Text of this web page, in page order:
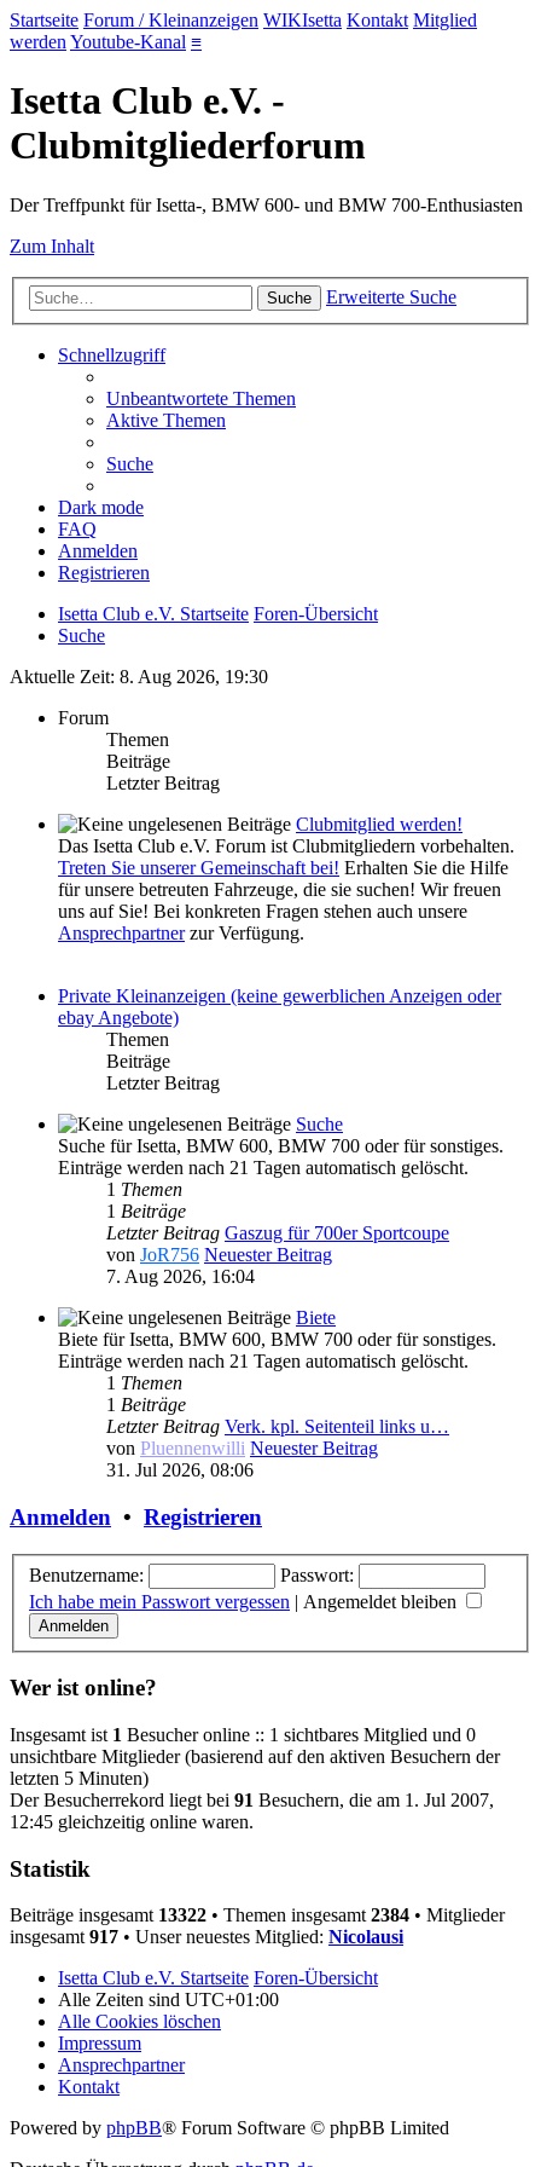
Startseite Forum / Kleinanzeigen WIKIsetta Kontakt Mitglied
werden Youtube-Kanal ≡
Isetta Club e.V. -
Clubmitgliederforum
Der Treffpunkt für Isetta-, BMW 600- und BMW 700-Enthusiasten
Zum Inhalt
Suche Erweiterte Suche
Schnellzugriff
Unbeantwortete Themen
Aktive Themen
Suche
Dark mode
FAQ
Anmelden
Registrieren
Isetta Club e.V. Startseite Foren-Übersicht
Suche
Aktuelle Zeit: 8. Aug 2026, 19:30
Forum
Themen
Beiträge
Letzter Beitrag
Clubmitglied werden!
Das Isetta Club e.V. Forum ist Clubmitgliedern vorbehalten.
Treten Sie unserer Gemeinschaft bei! Erhalten Sie die Hilfe
für unsere betreuten Fahrzeuge, die sie suchen! Wir freuen
uns auf Sie! Bei konkreten Fragen stehen auch unsere
Ansprechpartnerzur Verfügung.
Private Kleinanzeigen (keine gewerblichen Anzeigen oder
ebay Angebote)
Themen
Beiträge
Letzter Beitrag
Suche
Suche für Isetta, BMW 600, BMW 700 oder für sonstiges.
Einträge werden nach 21 Tagen automatisch gelöscht.
1 Themen
1 Beiträge
Letzter Beitrag Gaszug für 700er Sportcoupe
von JoR756 Neuester Beitrag
7. Aug 2026, 16:04
Biete
Biete für Isetta, BMW 600, BMW 700 oder für sonstiges.
Einträge werden nach 21 Tagen automatisch gelöscht.
1 Themen
1 Beiträge
Letzter Beitrag Verk. kpl. Seitenteil links u…
von Pluennenwilli Neuester Beitrag
31. Jul 2026, 08:06
Anmelden • Registrieren
Benutzername:
Passwort:
Ich habe mein Passwort vergessen | Angemeldet bleiben
Wer ist online?
Insgesamt ist 1 Besucher online :: 1 sichtbares Mitglied und 0
unsichtbare Mitglieder (basierend auf den aktiven Besuchern der
letzten 5 Minuten)
Der Besucherrekord liegt bei 91 Besuchern, die am 1. Jul 2007,
12:45 gleichzeitig online waren.
Statistik
Beiträge insgesamt 13322 • Themen insgesamt 2384 • Mitglieder
insgesamt 917 • Unser neuestes Mitglied: Nicolausi
Isetta Club e.V. Startseite Foren-Übersicht
Alle Zeiten sind UTC+01:00
Alle Cookies löschen
Impressum
Ansprechpartner
Kontakt
Powered by phpBB® Forum Software © phpBB Limited